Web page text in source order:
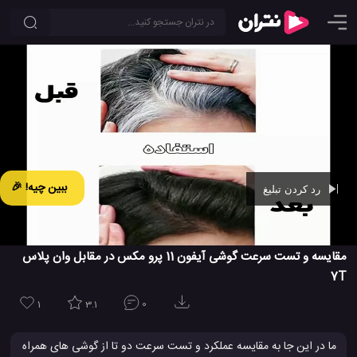
ببین چیه! 🎉
مقایسه و تست سرعت گوشی آیفون 11 پرو مکس در مقابل وان پلاس
7T
1 3.1 0
ما در این جا به مقایسه عملکرد و تست سرعت دو تا از گوشی های همراه